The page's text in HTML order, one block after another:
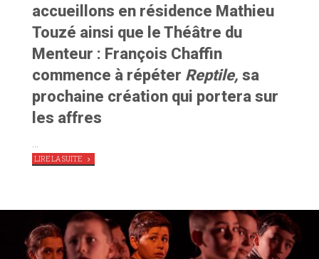
accueillons en résidence Mathieu
Touzé ainsi que le Théâtre du
Menteur : François Chaffin
commence à répéter Reptile, sa
prochaine création qui portera sur
les affres
LIRE LA SUITE"L’ANNÉE
2020
ETC !"